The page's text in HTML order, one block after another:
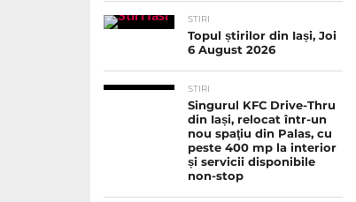
STIRI
Topul știrilor din Iași, Joi
6 August 2026
STIRI
Singurul KFC Drive-Thru
din Iași, relocat într-un
nou spaţiu din Palas, cu
peste 400 mp la interior
și servicii disponibile
non-stop